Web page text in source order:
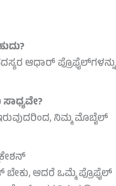
ಆಧಾರ್ ಪ್ರೊಫೈಲ್‌ಗಳನ್ನು
ನಿಮ್ಮ ಮೊಬೈಲ್
ಆದರೆ ಒಮ್ಮೆ ಪ್ರೊಫೈಲ್